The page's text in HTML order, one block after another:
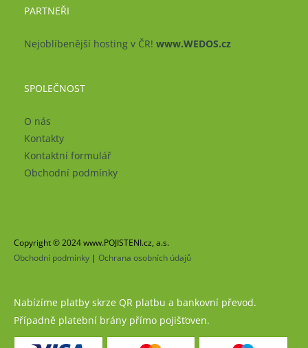
PARTNEŘI
Nejoblíbenější hosting v ČR! www.WEDOS.cz
SPOLEČNOST
O nás
Kontakty
Kontaktní formulář
Obchodní podmínky
Copyright © 2024 www.POJISTENI.cz, a.s.
Obchodní podmínky | Ochrana osobních údajů
Nabízíme platby skrze QR platbu a bankovní převod.
Případně platební brány přímo pojišťoven.